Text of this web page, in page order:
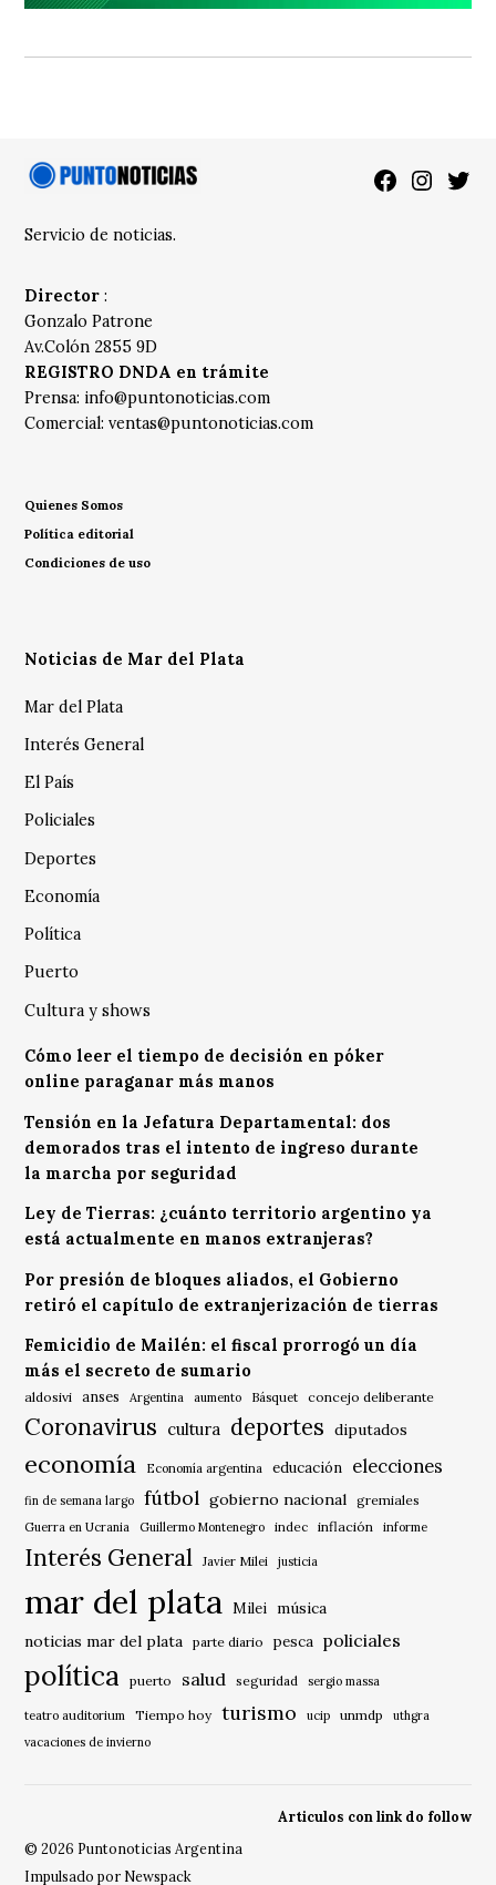
Facebook
Servicio de noticias.
Director :
Gonzalo Patrone
Av.Colón 2855 9D
REGISTRO DNDA en trámite
Prensa: info@puntonoticias.com
Comercial:ventas@puntonoticias.com
Quienes Somos
Política editorial
Condiciones de uso
Noticias de Mar del Plata
Mar del Plata
Interés General
El País
Policiales
Deportes
Economía
Política
Puerto
Cultura y shows
Cómo leer el tiempo de decisión en póker
online paraganar más manos
Tensión en la Jefatura Departamental: dos
demorados tras el intento de ingreso durante
la marcha por seguridad
Ley de Tierras: ¿cuánto territorio argentino ya
está actualmente en manos extranjeras?
Por presión de bloques aliados, el Gobierno
retiró el capítulo de extranjerización de tierras
Femicidio de Mailén: el fiscal prorrogó un día
más el secreto de sumario
aldosivi anses Argentina aumento Básquet concejo deliberante
Coronavirus cultura deportes diputados
economía Economía argentina educación elecciones
fin de semana largo fútbol gobierno nacional gremiales
Guerra en Ucrania Guillermo Montenegro indec inflación informe
Interés General Javier Milei justicia
mar del plata Milei música
noticias mar del plata
parte diario pesca policiales
política puerto salud seguridad sergio massa
teatro auditorium Tiempo hoy turismo ucip unmdp
uthgra
vacaciones de invierno
Articulos con link do follow
© 2026 Puntonoticias Argentina
Impulsado por Newspack